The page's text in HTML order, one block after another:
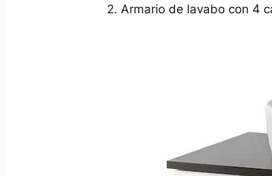
2. Armario de lavabo con 4